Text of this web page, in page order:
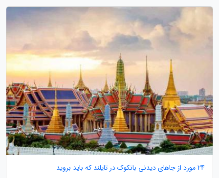
24 مورد از جاهای دیدنی بانکوک در تایلند که باید بروید